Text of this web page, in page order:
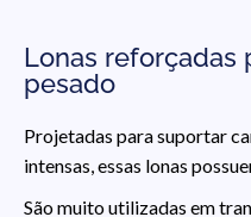
Lonas reforçadas
pesado
Projetadas para suportar
intensas, essas lonas
São muito utilizadas em